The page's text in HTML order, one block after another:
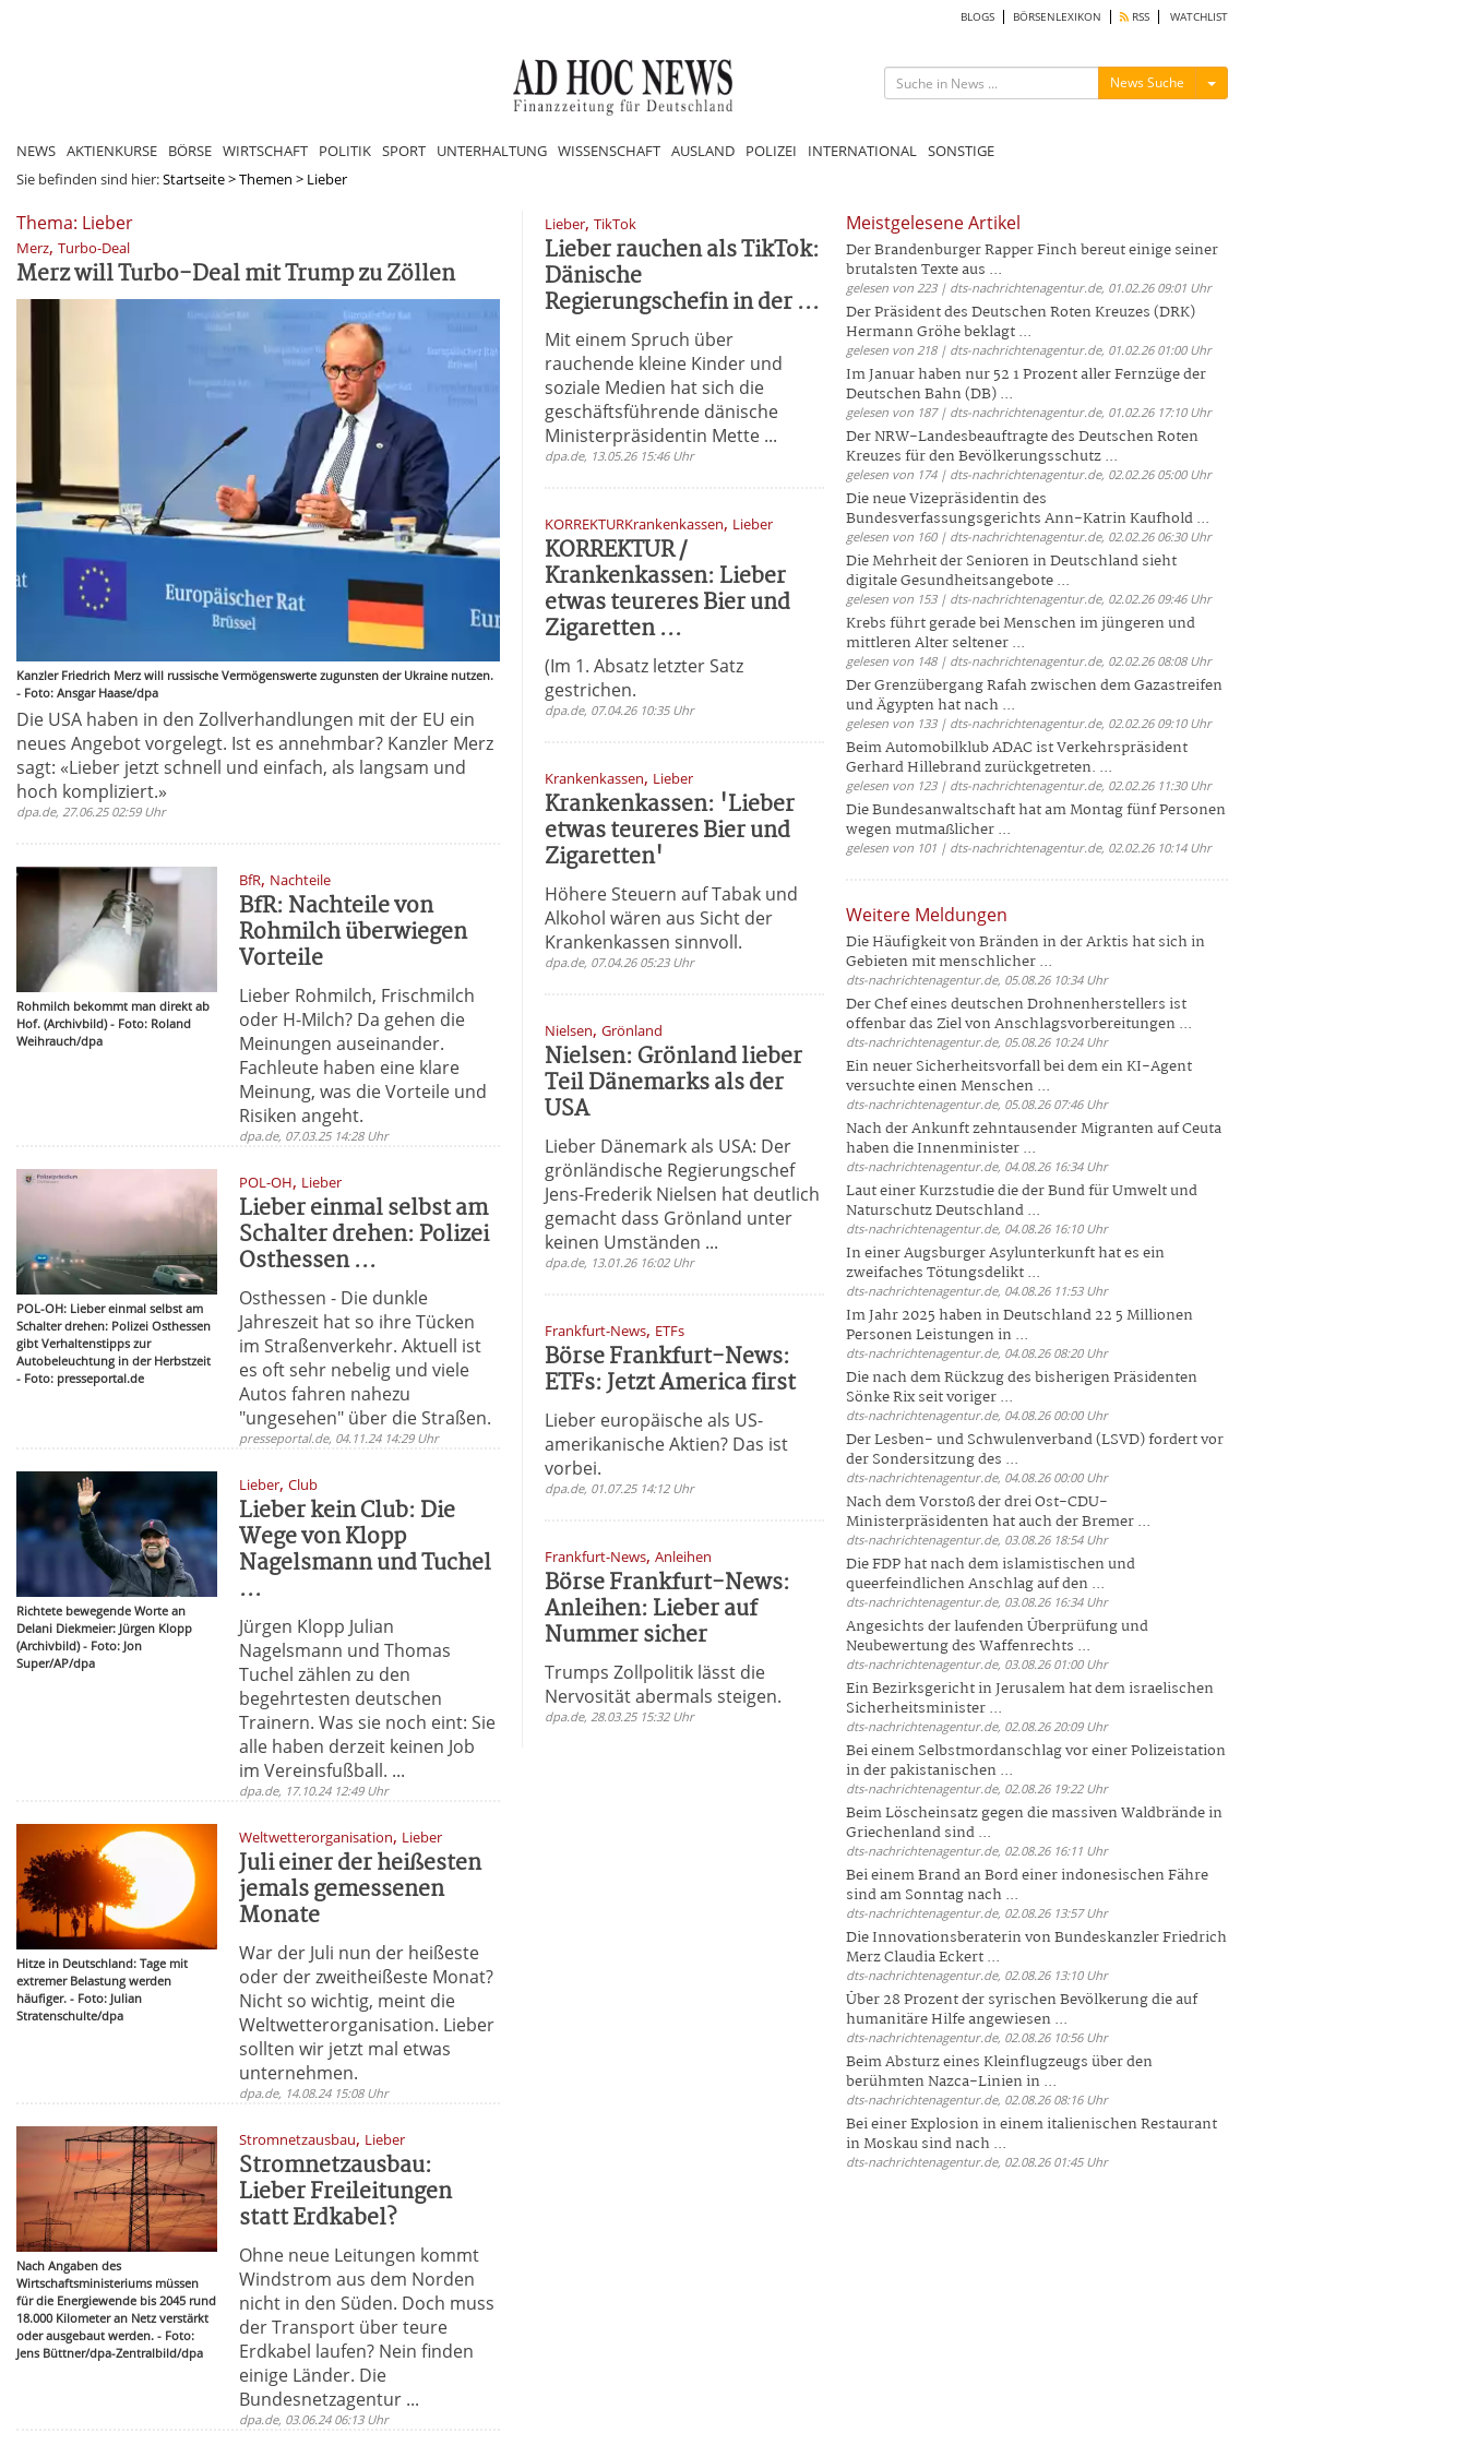
BLOGS BÖRSENLEXIKON RSS WATCHLIST
News Suche Menü ein-/ausblenden
NEWS AKTIENKURSE BÖRSE WIRTSCHAFT POLITIK SPORT UNTERHALTUNG WISSENSCHAFT AUSLAND POLIZEI INTERNATIONAL SONSTIGE
Sie befinden sind hier:Startseite>Themen > Lieber
Thema: Lieber
Merz, Turbo-Deal
Merz will Turbo-Deal mit Trump zu Zöllen
Kanzler Friedrich Merz will russische Vermögenswerte zugunsten der Ukraine nutzen.
- Foto: Ansgar Haase/dpa
Die USA haben in den Zollverhandlungen mit der EU ein
neues Angebot vorgelegt. Ist es annehmbar? Kanzler Merz
sagt: «Lieber jetzt schnell und einfach, als langsam und
hoch kompliziert.»
dpa.de, 27.06.25 02:59 Uhr
Rohmilch bekommt man direkt ab
Hof. (Archivbild) - Foto: Roland
Weihrauch/dpa
BfR, Nachteile
BfR: Nachteile von
Rohmilch überwiegen
Vorteile
Lieber Rohmilch, Frischmilch
oder H-Milch? Da gehen die
Meinungen auseinander.
Fachleute haben eine klare
Meinung, was die Vorteile und
Risiken angeht.
dpa.de, 07.03.25 14:28 Uhr
POL-OH: Lieber einmal selbst am
Schalter drehen: Polizei Osthessen
gibt Verhaltenstipps zur
Autobeleuchtung in der Herbstzeit
- Foto: presseportal.de
POL-OH, Lieber
Lieber einmal selbst am
Schalter drehen: Polizei
Osthessen ...
Osthessen - Die dunkle
Jahreszeit hat so ihre Tücken
im Straßenverkehr. Aktuell ist
es oft sehr nebelig und viele
Autos fahren nahezu
"ungesehen" über die Straßen.
presseportal.de, 04.11.24 14:29 Uhr
Richtete bewegende Worte an
Delani Diekmeier: Jürgen Klopp
(Archivbild) - Foto: Jon
Super/AP/dpa
Lieber,Club
Lieber kein Club: Die
Wege von Klopp
Nagelsmann und Tuchel
...
Jürgen Klopp Julian
Nagelsmann und Thomas
Tuchel zählen zu den
begehrtesten deutschen
Trainern. Was sie noch eint: Sie
alle haben derzeit keinen Job
im Vereinsfußball. ...
dpa.de, 17.10.24 12:49 Uhr
Hitze in Deutschland: Tage mit
extremer Belastung werden
häufiger. - Foto: Julian
Stratenschulte/dpa
Weltwetterorganisation, Lieber
Juli einer der heißesten
jemals gemessenen
Monate
War der Juli nun der heißeste
oder der zweitheißeste Monat?
Nicht so wichtig, meint die
Weltwetterorganisation. Lieber
sollten wir jetzt mal etwas
unternehmen.
dpa.de, 14.08.24 15:08 Uhr
Nach Angaben des
Wirtschaftsministeriums müssen
für die Energiewende bis 2045 rund
18.000 Kilometer an Netz verstärkt
oder ausgebaut werden. - Foto:
Jens Büttner/dpa-Zentralbild/dpa
Stromnetzausbau, Lieber
Stromnetzausbau:
Lieber Freileitungen
statt Erdkabel?
Ohne neue Leitungen kommt
Windstrom aus dem Norden
nicht in den Süden. Doch muss
der Transport über teure
Erdkabel laufen? Nein finden
einige Länder. Die
Bundesnetzagentur ...
dpa.de, 03.06.24 06:13 Uhr
Lieber, TikTok
Lieber rauchen als TikTok:
Dänische
Regierungschefin in der ...
Mit einem Spruch über
rauchende kleine Kinder und
soziale Medien hat sich die
geschäftsführende dänische
Ministerpräsidentin Mette ...
dpa.de, 13.05.26 15:46 Uhr
KORREKTURKrankenkassen, Lieber
KORREKTUR /
Krankenkassen: Lieber
etwas teureres Bier und
Zigaretten ...
(Im 1. Absatz letzter Satz
gestrichen.
dpa.de, 07.04.26 10:35 Uhr
Krankenkassen, Lieber
Krankenkassen: 'Lieber
etwas teureres Bier und
Zigaretten'
Höhere Steuern auf Tabak und
Alkohol wären aus Sicht der
Krankenkassen sinnvoll.
dpa.de, 07.04.26 05:23 Uhr
Nielsen, Grönland
Nielsen: Grönland lieber
Teil Dänemarks als der
USA
Lieber Dänemark als USA: Der
grönländische Regierungschef
Jens-Frederik Nielsen hat deutlich
gemacht dass Grönland unter
keinen Umständen ...
dpa.de, 13.01.26 16:02 Uhr
Frankfurt-News, ETFs
Börse Frankfurt-News:
ETFs: Jetzt America first
Lieber europäische als US-
amerikanische Aktien? Das ist
vorbei.
dpa.de, 01.07.25 14:12 Uhr
Frankfurt-News, Anleihen
Börse Frankfurt-News:
Anleihen: Lieber auf
Nummer sicher
Trumps Zollpolitik lässt die
Nervosität abermals steigen.
dpa.de, 28.03.25 15:32 Uhr
Meistgelesene Artikel
Der Brandenburger Rapper Finch bereut einige seiner
brutalsten Texte aus ...
gelesen von 223 | dts-nachrichtenagentur.de, 01.02.26 09:01 Uhr
Der Präsident des Deutschen Roten Kreuzes (DRK)
Hermann Gröhe beklagt ...
gelesen von 218 | dts-nachrichtenagentur.de, 01.02.26 01:00 Uhr
Im Januar haben nur 52 1 Prozent aller Fernzüge der
Deutschen Bahn (DB) ...
gelesen von 187 | dts-nachrichtenagentur.de, 01.02.26 17:10 Uhr
Der NRW-Landesbeauftragte des Deutschen Roten
Kreuzes für den Bevölkerungsschutz ...
gelesen von 174 | dts-nachrichtenagentur.de, 02.02.26 05:00 Uhr
Die neue Vizepräsidentin des
Bundesverfassungsgerichts Ann-Katrin Kaufhold ...
gelesen von 160 | dts-nachrichtenagentur.de, 02.02.26 06:30 Uhr
Die Mehrheit der Senioren in Deutschland sieht
digitale Gesundheitsangebote ...
gelesen von 153 | dts-nachrichtenagentur.de, 02.02.26 09:46 Uhr
Krebs führt gerade bei Menschen im jüngeren und
mittleren Alter seltener ...
gelesen von 148 | dts-nachrichtenagentur.de, 02.02.26 08:08 Uhr
Der Grenzübergang Rafah zwischen dem Gazastreifen
und Ägypten hat nach ...
gelesen von 133 | dts-nachrichtenagentur.de, 02.02.26 09:10 Uhr
Beim Automobilklub ADAC ist Verkehrspräsident
Gerhard Hillebrand zurückgetreten. ...
gelesen von 123 | dts-nachrichtenagentur.de, 02.02.26 11:30 Uhr
Die Bundesanwaltschaft hat am Montag fünf Personen
wegen mutmaßlicher ...
gelesen von 101 | dts-nachrichtenagentur.de, 02.02.26 10:14 Uhr
Weitere Meldungen
Die Häufigkeit von Bränden in der Arktis hat sich in
Gebieten mit menschlicher ...
dts-nachrichtenagentur.de, 05.08.26 10:34 Uhr
Der Chef eines deutschen Drohnenherstellers ist
offenbar das Ziel von Anschlagsvorbereitungen ...
dts-nachrichtenagentur.de, 05.08.26 10:24 Uhr
Ein neuer Sicherheitsvorfall bei dem ein KI-Agent
versuchte einen Menschen ...
dts-nachrichtenagentur.de, 05.08.26 07:46 Uhr
Nach der Ankunft zehntausender Migranten auf Ceuta
haben die Innenminister ...
dts-nachrichtenagentur.de, 04.08.26 16:34 Uhr
Laut einer Kurzstudie die der Bund für Umwelt und
Naturschutz Deutschland ...
dts-nachrichtenagentur.de, 04.08.26 16:10 Uhr
In einer Augsburger Asylunterkunft hat es ein
zweifaches Tötungsdelikt ...
dts-nachrichtenagentur.de, 04.08.26 11:53 Uhr
Im Jahr 2025 haben in Deutschland 22 5 Millionen
Personen Leistungen in ...
dts-nachrichtenagentur.de, 04.08.26 08:20 Uhr
Die nach dem Rückzug des bisherigen Präsidenten
Sönke Rix seit voriger ...
dts-nachrichtenagentur.de, 04.08.26 00:00 Uhr
Der Lesben- und Schwulenverband (LSVD) fordert vor
der Sondersitzung des ...
dts-nachrichtenagentur.de, 04.08.26 00:00 Uhr
Nach dem Vorstoß der drei Ost-CDU-
Ministerpräsidenten hat auch der Bremer ...
dts-nachrichtenagentur.de, 03.08.26 18:54 Uhr
Die FDP hat nach dem islamistischen und
queerfeindlichen Anschlag auf den ...
dts-nachrichtenagentur.de, 03.08.26 16:34 Uhr
Angesichts der laufenden Überprüfung und
Neubewertung des Waffenrechts ...
dts-nachrichtenagentur.de, 03.08.26 01:00 Uhr
Ein Bezirksgericht in Jerusalem hat dem israelischen
Sicherheitsminister ...
dts-nachrichtenagentur.de, 02.08.26 20:09 Uhr
Bei einem Selbstmordanschlag vor einer Polizeistation
in der pakistanischen ...
dts-nachrichtenagentur.de, 02.08.26 19:22 Uhr
Beim Löscheinsatz gegen die massiven Waldbrände in
Griechenland sind ...
dts-nachrichtenagentur.de, 02.08.26 16:11 Uhr
Bei einem Brand an Bord einer indonesischen Fähre
sind am Sonntag nach ...
dts-nachrichtenagentur.de, 02.08.26 13:57 Uhr
Die Innovationsberaterin von Bundeskanzler Friedrich
Merz Claudia Eckert ...
dts-nachrichtenagentur.de, 02.08.26 13:10 Uhr
Über 28 Prozent der syrischen Bevölkerung die auf
humanitäre Hilfe angewiesen ...
dts-nachrichtenagentur.de, 02.08.26 10:56 Uhr
Beim Absturz eines Kleinflugzeugs über den
berühmten Nazca-Linien in ...
dts-nachrichtenagentur.de, 02.08.26 08:16 Uhr
Bei einer Explosion in einem italienischen Restaurant
in Moskau sind nach ...
dts-nachrichtenagentur.de, 02.08.26 01:45 Uhr